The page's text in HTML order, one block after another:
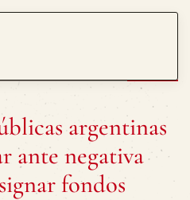
argentinas
ante negativa
fondos